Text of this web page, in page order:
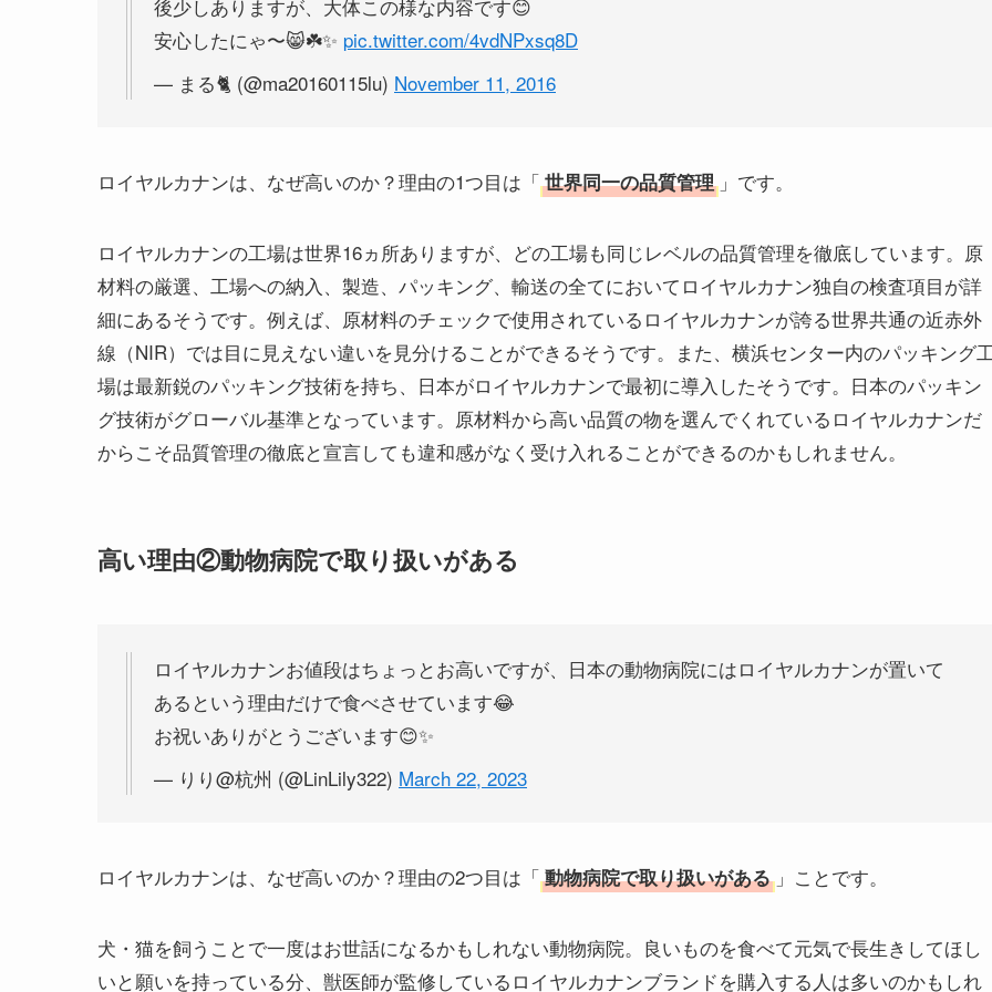
後少しありますが、大体この様な内容です😊
安心したにゃ〜😸☘️✨ pic.twitter.com/4vdNPxsq8D
— まる🐈 (@ma20160115lu) November 11, 2016
ロイヤルカナンは、なぜ高いのか？理由の1つ目は「 世界同一の品質管理 」です。
ロイヤルカナンの工場は世界16ヵ所ありますが、どの工場も同じレベルの品質管理を徹底しています。原
材料の厳選、工場への納入、製造、パッキング、輸送の全てにおいてロイヤルカナン独自の検査項目が詳
細にあるそうです。例えば、原材料のチェックで使用されているロイヤルカナンが誇る世界共通の近赤外
線（NIR）では目に見えない違いを見分けることができるそうです。また、横浜センター内のパッキング
場は最新鋭のパッキング技術を持ち、日本がロイヤルカナンで最初に導入したそうです。日本のパッキン
グ技術がグローバル基準となっています。原材料から高い品質の物を選んでくれているロイヤルカナンだ
からこそ品質管理の徹底と宣言しても違和感がなく受け入れることができるのかもしれません。
高い理由②動物病院で取り扱いがある
ロイヤルカナンお値段はちょっとお高いですが、日本の動物病院にはロイヤルカナンが置いて
あるという理由だけで食べさせています😂
お祝いありがとうございます😊✨️
— りり@杭州 (@LinLily322) March 22, 2023
ロイヤルカナンは、なぜ高いのか？理由の2つ目は「 動物病院で取り扱いがある 」ことです。
犬・猫を飼うことで一度はお世話になるかもしれない動物病院。良いものを食べて元気で長生きしてほし
いと願いを持っている分、獣医師が監修しているロイヤルカナンブランドを購入する人は多いのかもしれ